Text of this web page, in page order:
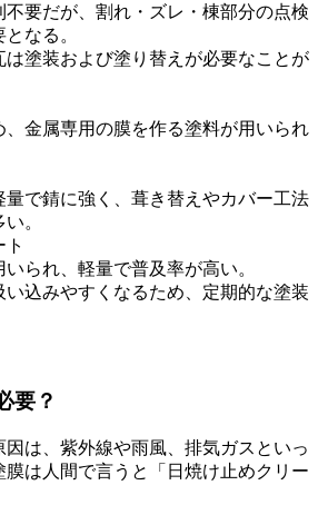
要だが、割れ・ズレ・棟部分の点検
なる。
は塗装および塗り替えが必要なことが
金属専用の膜を作る塗料が用いられ
で錆に強く、葺き替えやカバー工法
。
ト
られ、軽量で普及率が高い。
込みやすくなるため、定期的な塗装
要？
は、紫外線や雨風、排気ガスといっ
は人間で言うと「日焼け止めクリー